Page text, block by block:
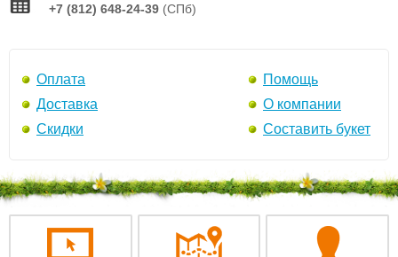
+7 (812) 648-24-39 (СПб)
Оплата
Доставка
Скидки
Помощь
О компании
Составить букет